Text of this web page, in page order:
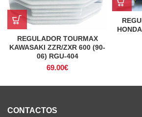
REGULADOR TOURMAX
KAWASAKI ZZR/ZXR 600 (90-
06) RGU-404
69.00€
CONTACTOS